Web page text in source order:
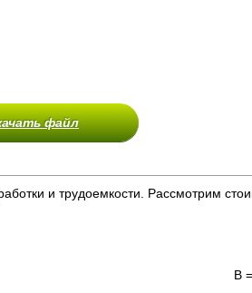
файл
и трудоемкости. Рассмотрим